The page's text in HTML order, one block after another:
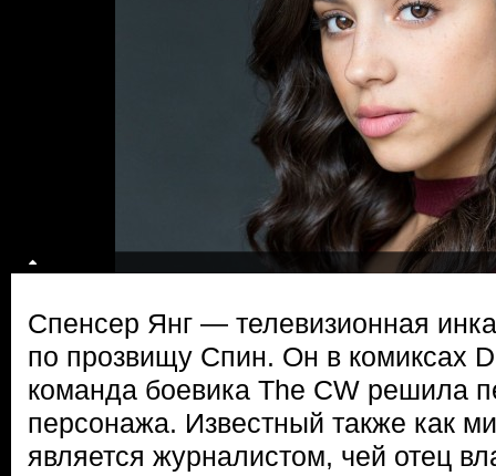
Спенсер Янг — телевизионная
по прозвищу Спин. Он в комиксах
команда боевика The CW решила
персонажа. Известный также как
является журналистом, чей отец